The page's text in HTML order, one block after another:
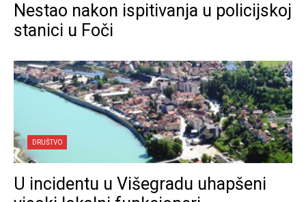
Nestao nakon ispitivanja u policijskoj
stanici u Foči
DRUŠTVO
U incidentu u Višegradu uhapšeni